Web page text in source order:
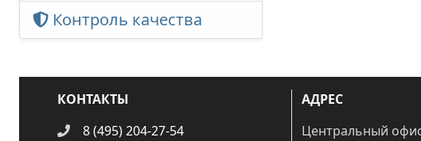
Контроль качества
КОНТАКТЫ
8 (495) 204-27-54
АДРЕС
Центральный